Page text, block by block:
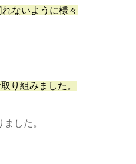
ないように様々
り組みました。
した。